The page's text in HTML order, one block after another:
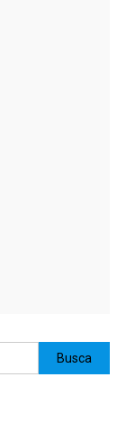
Busca